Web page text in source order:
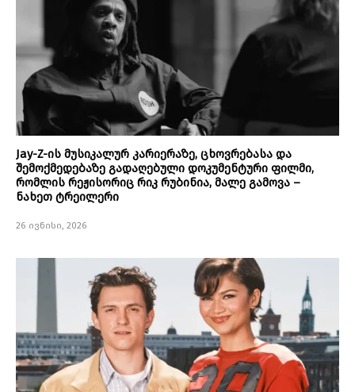
Jay-Z-ის მუსიკალურ კარიერაზე, ცხოვრებასა და
შემოქმედებაზე გადაღებული დოკუმენტური ფილმი,
რომლის რეჟისორიც რიკ რუბინია, მალე გამოვა –
ნახეთ ტრეილერი
26 ივნისი, 2026